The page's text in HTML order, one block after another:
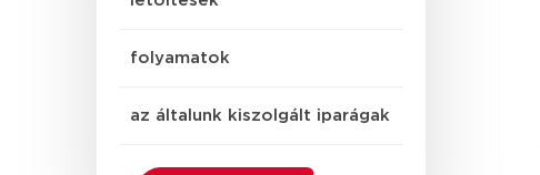
folyamatok
az általunk kiszolgált iparágak